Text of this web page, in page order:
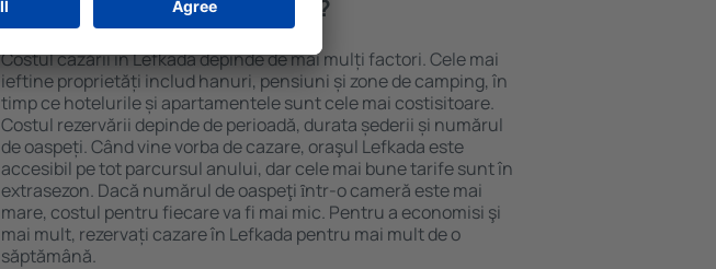
Cât costă cazarea în Lefkada?
Costul cazării în Lefkada depinde de mai mulți factori. Cele mai
ieftine proprietăți includ hanuri, pensiuni și zone de camping, în
timp ce hotelurile și apartamentele sunt cele mai costisitoare.
Costul rezervării depinde de perioadă, durata șederii și numărul
de oaspeți. Când vine vorba de cazare, oraşul Lefkada este
accesibil pe tot parcursul anului, dar cele mai bune tarife sunt în
extrasezon. Dacă numărul de oaspeţi ȋntr-o cameră este mai
mare, costul pentru fiecare va fi mai mic. Pentru a economisi şi
mai mult, rezervați cazare în Lefkada pentru mai mult de o
săptămână.